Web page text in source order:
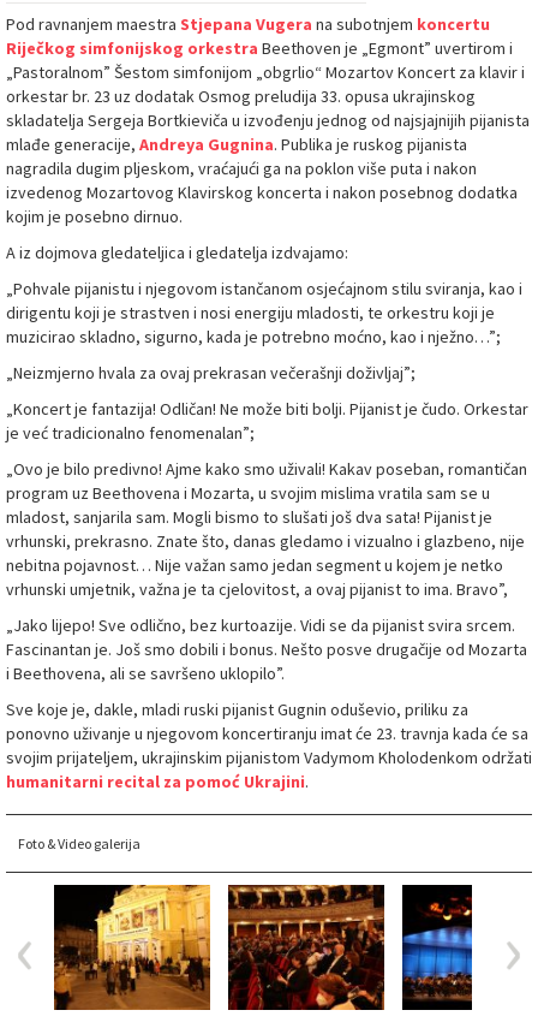
Pod ravnanjem maestra Stjepana Vugera na subotnjem koncertu
Riječkog simfonijskog orkestra Beethoven je „Egmont” uvertirom i
„Pastoralnom” Šestom simfonijom „obgrlio“ Mozartov Koncert za klavir i
orkestar br. 23 uz dodatak Osmog preludija 33. opusa ukrajinskog
skladatelja Sergeja Bortkieviča u izvođenju jednog od najsjajnijih pijanista
mlađe generacije, Andreya Gugnina. Publika je ruskog pijanista
nagradila dugim pljeskom, vraćajući ga na poklon više puta i nakon
izvedenog Mozartovog Klavirskog koncerta i nakon posebnog dodatka
kojim je posebno dirnuo.
A iz dojmova gledateljica i gledatelja izdvajamo:
„Pohvale pijanistu i njegovom istančanom osjećajnom stilu sviranja, kao i
dirigentu koji je strastven i nosi energiju mladosti, te orkestru koji je
muzicirao skladno, sigurno, kada je potrebno moćno, kao i nježno…”;
„Neizmjerno hvala za ovaj prekrasan večerašnji doživljaj”;
„Koncert je fantazija! Odličan! Ne može biti bolji. Pijanist je čudo. Orkestar
je već tradicionalno fenomenalan”;
„Ovo je bilo predivno! Ajme kako smo uživali! Kakav poseban, romantičan
program uz Beethovena i Mozarta, u svojim mislima vratila sam se u
mladost, sanjarila sam. Mogli bismo to slušati još dva sata! Pijanist je
vrhunski, prekrasno. Znate što, danas gledamo i vizualno i glazbeno, nije
nebitna pojavnost… Nije važan samo jedan segment u kojem je netko
vrhunski umjetnik, važna je ta cjelovitost, a ovaj pijanist to ima. Bravo”,
„Jako lijepo! Sve odlično, bez kurtoazije. Vidi se da pijanist svira srcem.
Fascinantan je. Još smo dobili i bonus. Nešto posve drugačije od Mozarta
i Beethovena, ali se savršeno uklopilo”.
Sve koje je, dakle, mladi ruski pijanist Gugnin oduševio, priliku za
ponovno uživanje u njegovom koncertiranju imat će 23. travnja kada će sa
svojim prijateljem, ukrajinskim pijanistom Vadymom Kholodenkom održati
humanitarni recital za pomoć Ukrajini.
Foto & Video galerija